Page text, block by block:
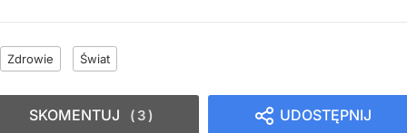
Zdrowie Świat
UDOSTĘPNIJ
SKOMENTUJ 3